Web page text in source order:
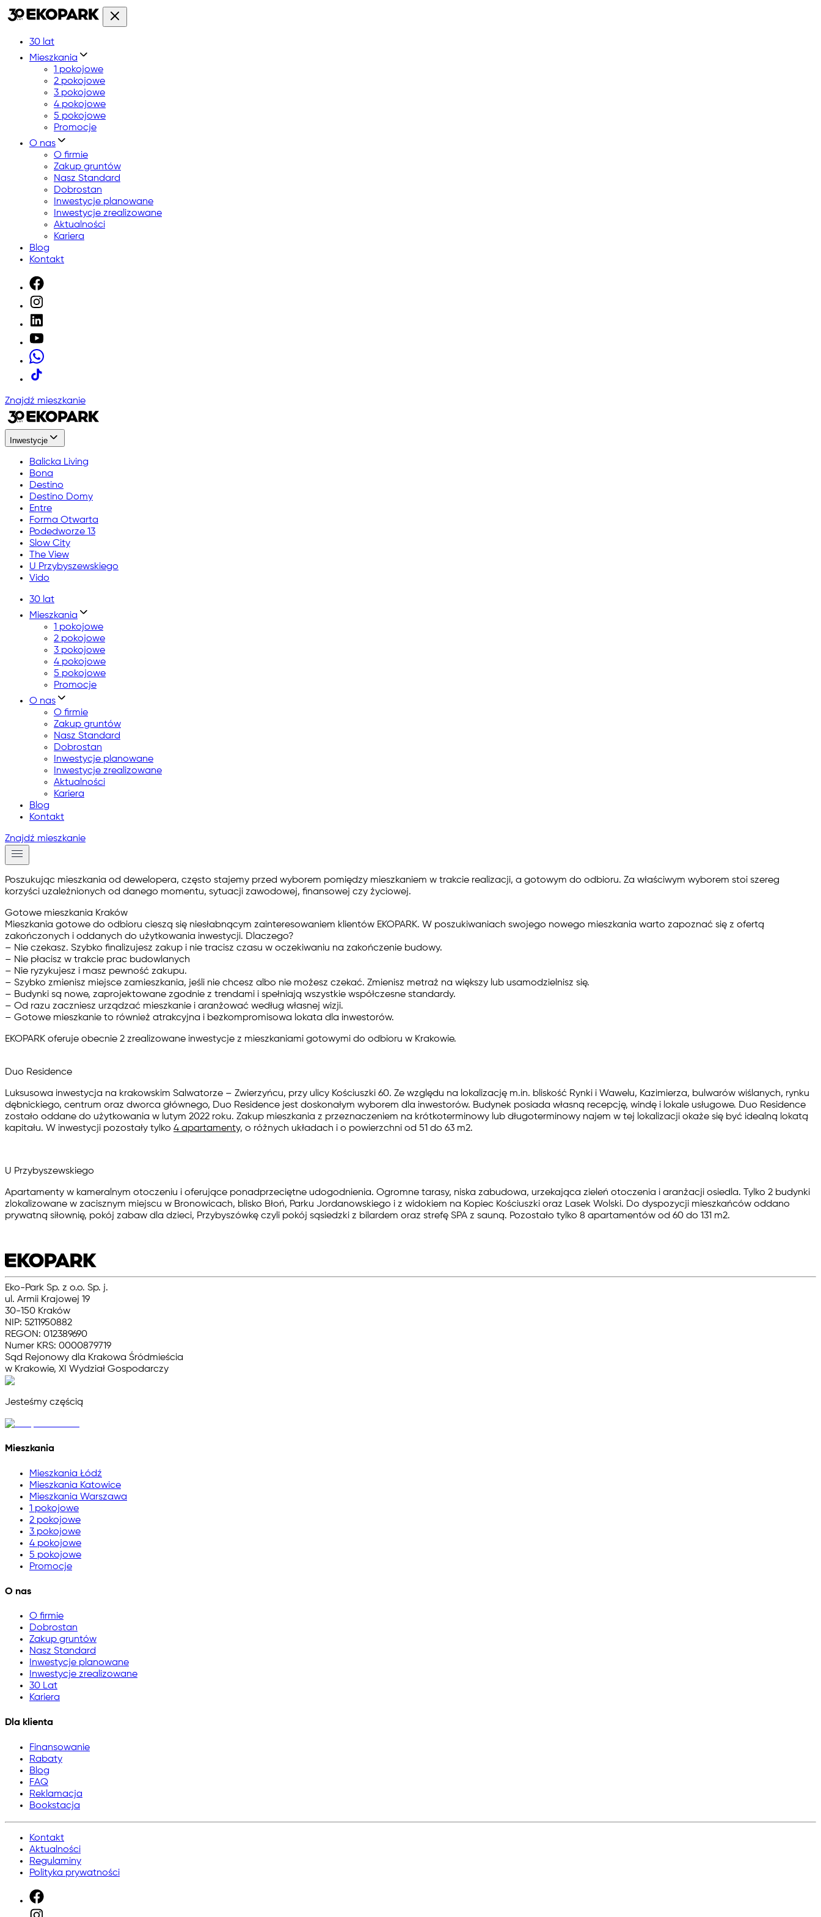
30 lat
Mieszkania
1 pokojowe
2 pokojowe
3 pokojowe
4 pokojowe
5 pokojowe
Promocje
O nas
O firmie
Zakup gruntów
Nasz Standard
Dobrostan
Inwestycje planowane
Inwestycje zrealizowane
Aktualności
Kariera
Blog
Kontakt
Znajdź mieszkanie
Inwestycje
Balicka Living
Bona
Destino
Destino Domy
Entre
Forma Otwarta
Podedworze 13
Slow City
The View
U Przybyszewskiego
Vido
30 lat
Mieszkania
1 pokojowe
2 pokojowe
3 pokojowe
4 pokojowe
5 pokojowe
Promocje
O nas
O firmie
Zakup gruntów
Nasz Standard
Dobrostan
Inwestycje planowane
Inwestycje zrealizowane
Aktualności
Kariera
Blog
Kontakt
Znajdź mieszkanie
Poszukując mieszkania od dewelopera, często stajemy przed wyborem pomiędzy mieszkaniem w trakcie realizacji, a gotowym do odbioru. Za właściwym wyborem stoi szereg
korzyści uzależnionych od danego momentu, sytuacji zawodowej, finansowej czy życiowej.
Gotowe mieszkania Kraków
Mieszkania gotowe do odbioru cieszą się niesłabnącym zainteresowaniem klientów EKOPARK. W poszukiwaniach swojego nowego mieszkania warto zapoznać się z ofertą
zakończonych i oddanych do użytkowania inwestycji. Dlaczego?
– Nie czekasz. Szybko finalizujesz zakup i nie tracisz czasu w oczekiwaniu na zakończenie budowy.
– Nie płacisz w trakcie prac budowlanych
– Nie ryzykujesz i masz pewność zakupu.
– Szybko zmienisz miejsce zamieszkania, jeśli nie chcesz albo nie możesz czekać. Zmienisz metraż na większy lub usamodzielnisz się.
– Budynki są nowe, zaprojektowane zgodnie z trendami i spełniają wszystkie współczesne standardy.
– Od razu zaczniesz urządzać mieszkanie i aranżować według własnej wizji.
– Gotowe mieszkanie to również atrakcyjna i bezkompromisowa lokata dla inwestorów.
EKOPARK oferuje obecnie 2 zrealizowane inwestycje z mieszkaniami gotowymi do odbioru w Krakowie.
Duo Residence
Luksusowa inwestycja na krakowskim Salwatorze – Zwierzyńcu, przy ulicy Kościuszki 60. Ze względu na lokalizację m.in. bliskość Rynki i Wawelu, Kazimierza, bulwarów wiślanych, rynku
dębnickiego, centrum oraz dworca głównego, Duo Residence jest doskonałym wyborem dla inwestorów. Budynek posiada własną recepcję, windę i lokale usługowe. Duo Residence
zostało oddane do użytkowania w lutym 2022 roku. Zakup mieszkania z przeznaczeniem na krótkoterminowy lub długoterminowy najem w tej lokalizacji okaże się być idealną lokatą
kapitału. W inwestycji pozostały tylko 4 apartamenty, o różnych układach i o powierzchni od 51 do 63 m2.
U Przybyszewskiego
Apartamenty w kameralnym otoczeniu i oferujące ponadprzeciętne udogodnienia. Ogromne tarasy, niska zabudowa, urzekająca zieleń otoczenia i aranżacji osiedla. Tylko 2 budynki
zlokalizowane w zacisznym miejscu w Bronowicach, blisko Błoń, Parku Jordanowskiego i z widokiem na Kopiec Kościuszki oraz Lasek Wolski. Do dyspozycji mieszkańców oddano
prywatną siłownię, pokój zabaw dla dzieci, Przybyszówkę czyli pokój sąsiedzki z bilardem oraz strefę SPA z sauną. Pozostało tylko 8 apartamentów od 60 do 131 m2.
Eko-Park Sp. z o.o. Sp. j.
ul. Armii Krajowej 19
30-150 Kraków
NIP: 5211950882
REGON: 012389690
Numer KRS: 0000879719
Sąd Rejonowy dla Krakowa Śródmieścia
w Krakowie, XI Wydział Gospodarczy
Jesteśmy częścią
Mieszkania
Mieszkania Łódź
Mieszkania Katowice
Mieszkania Warszawa
1 pokojowe
2 pokojowe
3 pokojowe
4 pokojowe
5 pokojowe
Promocje
O nas
O firmie
Dobrostan
Zakup gruntów
Nasz Standard
Inwestycje planowane
Inwestycje zrealizowane
30 Lat
Kariera
Dla klienta
Finansowanie
Rabaty
Blog
FAQ
Reklamacja
Bookstacja
Kontakt
Aktualności
Regulaminy
Polityka prywatności